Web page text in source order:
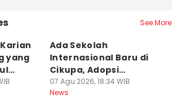
See More
yang
Ada Sekolah
Internasional Baru di
Cikupa, Adopsi
Kurikulum Singapura
07 Agu 2026, 18:34 WIB
News